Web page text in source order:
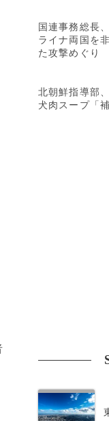
国連事務総長
ライナ両国を
た攻撃めぐり
北朝鮮指導部
犬肉スープ「